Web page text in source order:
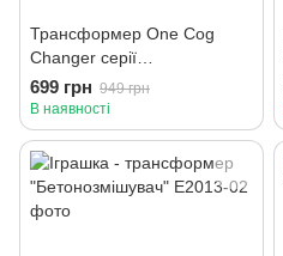
Трансформер One Cog
Changer серії
"Трансформери: Нове
покоління": Старскрім
699 грн 949 грн
В наявності